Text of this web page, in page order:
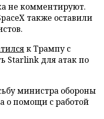
не комментируют.
также оставили
к Трампу с
Starlink для атак по
министра обороны
о помощи с работой